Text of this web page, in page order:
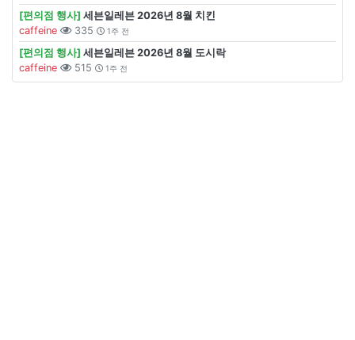
[편의점 행사] 세븐일레븐 2026년 8월 치킨
caffeine
335 1주 전
[편의점 행사] 세븐일레븐 2026년 8월 도시락
caffeine
515 1주 전